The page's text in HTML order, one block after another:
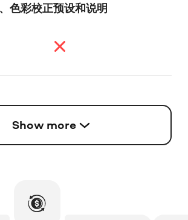
色彩校正预设和说明
Show more